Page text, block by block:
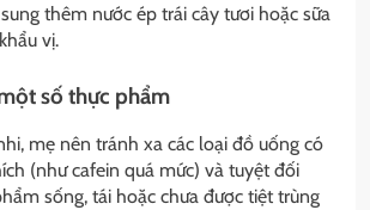
thêm nước ép trái cây tươi hoặc sữa
vị.
số thực phẩm
mẹ nên tránh xa các loại đồ uống có
(như cafein quá mức) và tuyệt đối
sống, tái hoặc chưa được tiệt trùng